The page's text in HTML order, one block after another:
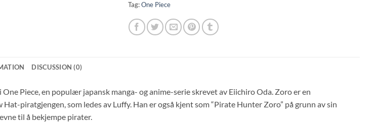
Tag:One Piece
DISCUSSION (0)
Piece, en populær japansk manga- og anime-serie skrevet av Eiichiro Oda. Zoro er en
piratgjengen, som ledes av Luffy. Han er også kjent som “Pirate Hunter Zoro” på grunn av sin
til å bekjempe pirater.